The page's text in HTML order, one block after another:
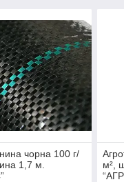
чорна 100 г/
1,7 м.
м²,